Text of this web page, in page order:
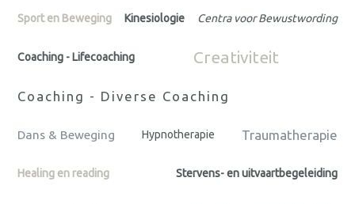
Sport en Beweging Kinesiologie Centra voor Bewustwording
Coaching - Lifecoaching Creativiteit
Coaching - Diverse Coaching
Dans & Beweging Hypnotherapie Traumatherapie
Healing en reading Stervens- en uitvaartbegeleiding